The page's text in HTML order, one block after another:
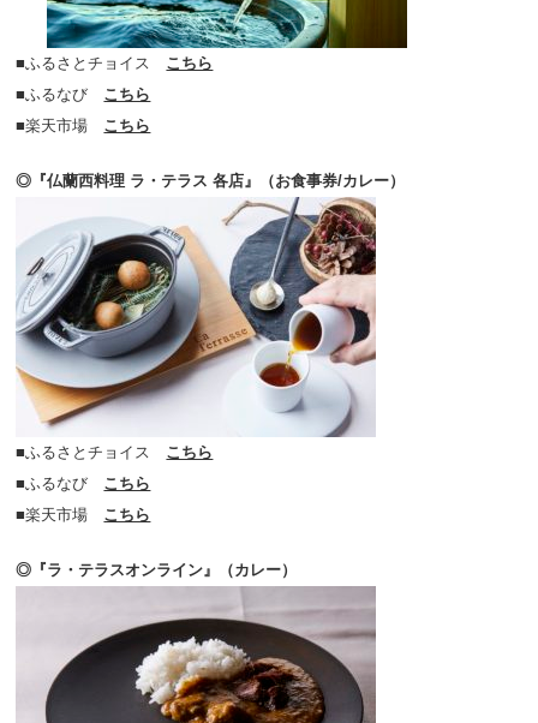
■ふるさとチョイス こちら
■ふるなび こちら
■楽天市場 こちら
◎『仏蘭西料理 ラ・テラス 各店』（お食事券/カレー）
■ふるさとチョイス こちら
■ふるなび こちら
■楽天市場 こちら
◎『ラ・テラスオンライン』（カレー）